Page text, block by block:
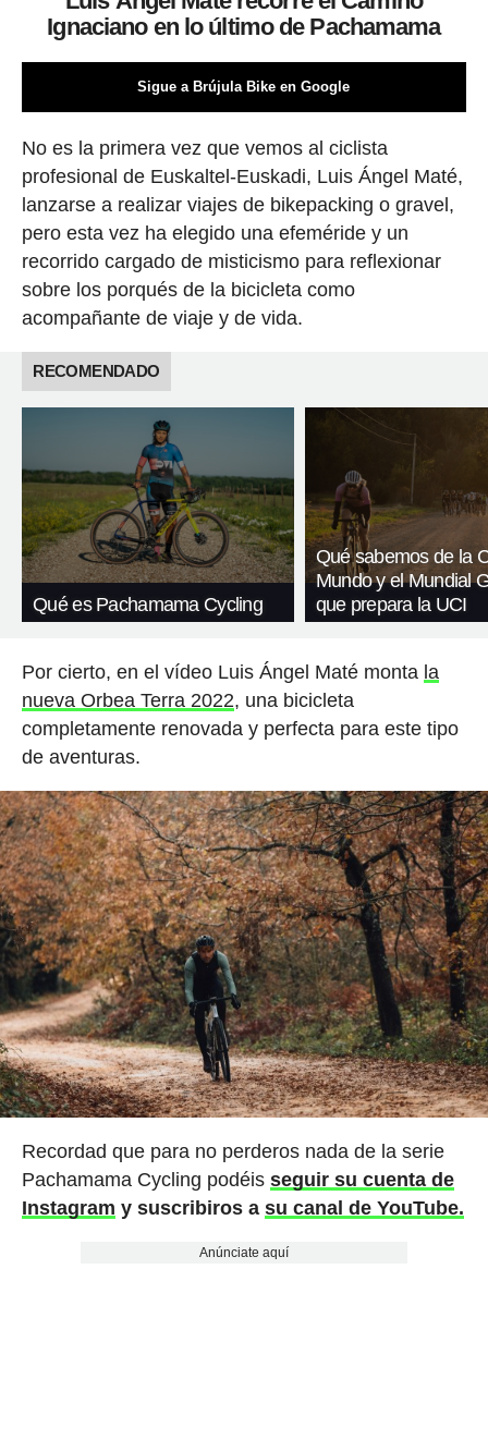
Ignaciano en lo último de Pachamama
Sigue a Brújula Bike en Google
No es la primera vez que vemos al ciclista
profesional de Euskaltel-Euskadi, Luis Ángel Maté,
lanzarse a realizar viajes de bikepacking o gravel,
pero esta vez ha elegido una efeméride y un
recorrido cargado de misticismo para reflexionar
sobre los porqués de la bicicleta como
acompañante de viaje y de vida.
RECOMENDADO
Qué es Pachamama Cycling
Qué sabemos de la
Mundo y el Mundial
que prepara la UCI
Por cierto, en el vídeo Luis Ángel Maté monta la
nueva Orbea Terra 2022, una bicicleta
completamente renovada y perfecta para este tipo
de aventuras.
Recordad que para no perderos nada de la serie
Pachamama Cycling podéis seguir su cuenta de
Instagram y suscribiros a su canal de YouTube.
Anúnciate aquí